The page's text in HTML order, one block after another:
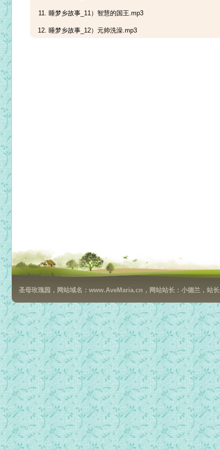
睡梦乡故事_11）智慧的国王.mp3
睡梦乡故事_12）元帅洗澡.mp3
睡梦乡故事_25）阿善与小雪球.mp3
睡梦乡故事_26）王子的婚礼.mp3
睡梦乡故事_27）无知的财主.mp3
睡梦乡故事_28）恩宝的便当.mp3
睡梦乡故事_29）撒该最快乐的一天.mp3
睡梦乡故事_30）翠玉花瓶.mp3
睡梦乡故事_31）佳佳的故事.mp3
睡梦乡故事_32）小彭的洋娃娃.mp3
睡梦乡故事_33）十字架的故事.mp3
睡梦乡故事_34）耶稣复活.mp3
睡梦乡故事_35）天堂门外.mp3
圣母玫瑰园，网站域名：www.AveMaria.cn，网站站长：小德兰，